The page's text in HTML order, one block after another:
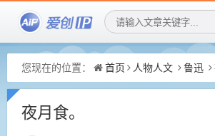
您现在的位置： 首页 人物人文 鲁迅
夜月食。